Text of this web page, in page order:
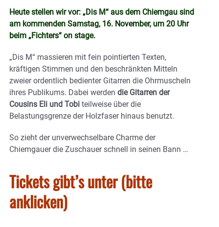
Heute stellen wir vor: „Dis M“ aus dem Chiemgau sind
am kommenden Samstag, 16. November, um 20 Uhr
beim „Fichters“ on stage.
„Dis M“ massieren mit fein pointierten Texten,
kräftigen Stimmen und den beschränkten Mitteln
zweier ordentlich bedienter Gitarren die Ohrmuscheln
ihres Publikums. Dabei werden die Gitarren der
Cousins Eli und Tobi teilweise über die
Belastungsgrenze der Holzfaser hinaus benutzt.
So zieht der unverwechselbare Charme der
Chiemgauer die Zuschauer schnell in seinen Bann …
Tickets gibt’s unter (bitte
anklicken)